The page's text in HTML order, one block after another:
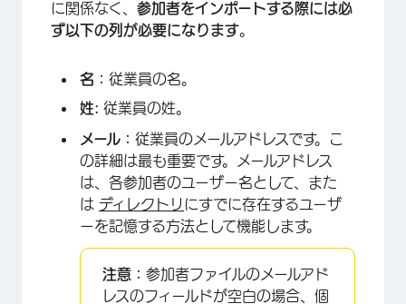
に関係なく、 参加者をインポートする際には必
ず以下の列が必要になります。
名： 従業員の名。
姓: 従業員の姓。
メール： 従業員のメールアドレスです。こ
の詳細は最も重要です。メールアドレス
は、各参加者のユーザー名として、また
は ディレクトリ にすでに存在するユーザ
ーを記憶する方法として機能します。
注意： 参加者ファイルのメールアド
レスのフィールドが空白の場合、個